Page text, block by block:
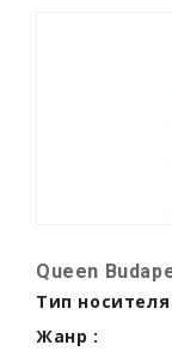
Queen
Тип носителя
Жанр :